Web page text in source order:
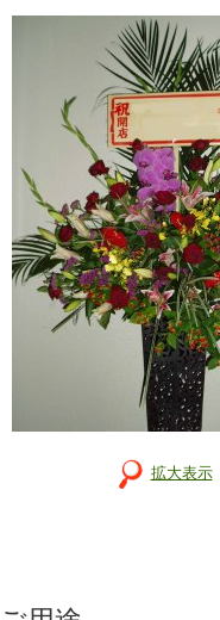
拡大表示